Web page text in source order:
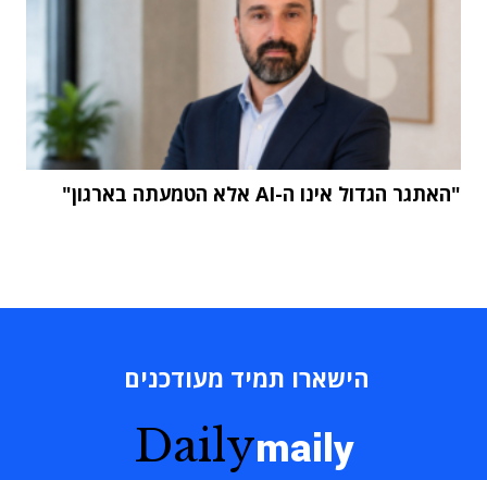
"האתגר הגדול אינו ה-AI אלא הטמעתה בארגון"
הישארו תמיד מעודכנים
Dailymaily